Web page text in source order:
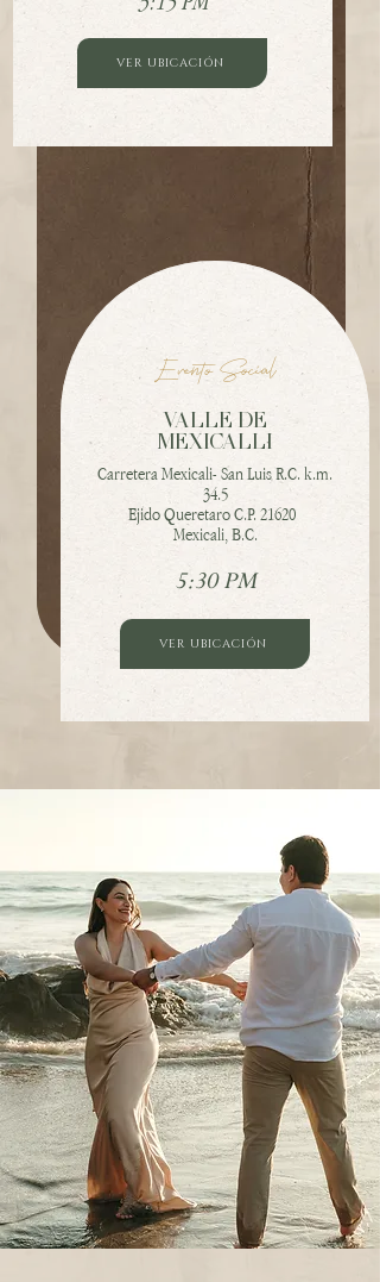
VER UBICACIÓN
Evento Social
VALLE DE
MEXICALLI
Carretera Mexicali- San Luis R.C. k.m.
34.5
Ejido Queretaro C.P. 21620
Mexicali, B.C.
5:30 PM
VER UBICACIÓN